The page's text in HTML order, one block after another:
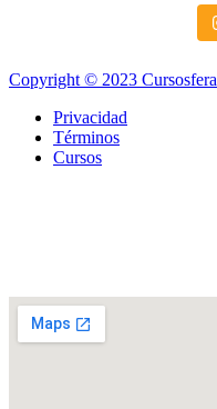
Copyright © 2023 Cursosfera
Privacidad
Términos
Cursos